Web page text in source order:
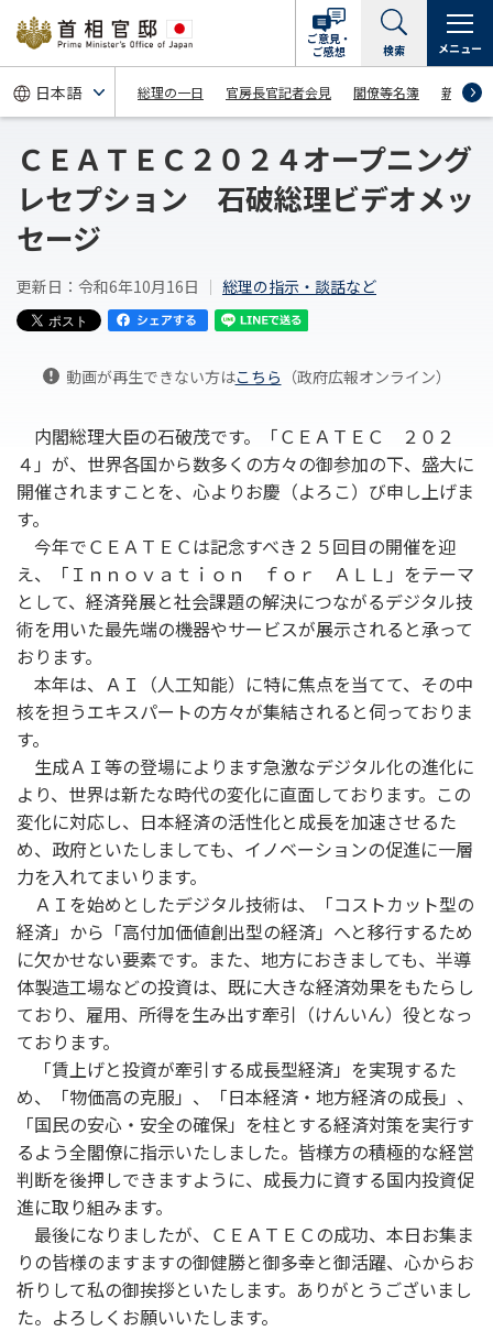
総理の一日 官房長官記者会見 閣僚等名簿 新着情報
ご意見・
ご感想
検索 メニュー
ＣＥＡＴＥＣ２０２４オープニング
レセプション 石破総理ビデオメッ
セージ
更新日：令和6年10月16日 総理の指示・談話など
動画が再生できない方はこちら （政府広報オンライン）
内閣総理大臣の石破茂です。「ＣＥＡＴＥＣ ２０２
４」が、世界各国から数多くの方々の御参加の下、盛大に
開催されますことを、心よりお慶（よろこ）び申し上げま
す。
今年でＣＥＡＴＥＣは記念すべき２５回目の開催を迎
え、「Ｉｎｎｏｖａｔｉｏｎ ｆｏｒ ＡＬＬ」をテーマ
として、経済発展と社会課題の解決につながるデジタル技
術を用いた最先端の機器やサービスが展示されると承って
おります。
本年は、ＡＩ（人工知能）に特に焦点を当てて、その中
核を担うエキスパートの方々が集結されると伺っておりま
す。
生成ＡＩ等の登場によります急激なデジタル化の進化に
より、世界は新たな時代の変化に直面しております。この
変化に対応し、日本経済の活性化と成長を加速させるた
め、政府といたしましても、イノベーションの促進に一層
力を入れてまいります。
ＡＩを始めとしたデジタル技術は、「コストカット型の
経済」から「高付加価値創出型の経済」へと移行するため
に欠かせない要素です。また、地方におきましても、半導
体製造工場などの投資は、既に大きな経済効果をもたらし
ており、雇用、所得を生み出す牽引（けんいん）役となっ
ております。
「賃上げと投資が牽引する成長型経済」を実現するた
め、「物価高の克服」、「日本経済・地方経済の成長」、
「国民の安心・安全の確保」を柱とする経済対策を実行す
るよう全閣僚に指示いたしました。皆様方の積極的な経営
判断を後押しできますように、成長力に資する国内投資促
進に取り組みます。
最後になりましたが、ＣＥＡＴＥＣの成功、本日お集ま
りの皆様のますますの御健勝と御多幸と御活躍、心からお
祈りして私の御挨拶といたします。ありがとうございまし
た。よろしくお願いいたします。